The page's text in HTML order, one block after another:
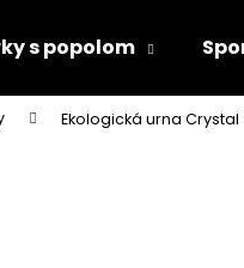
s popolom
Ekologická urna
Čo